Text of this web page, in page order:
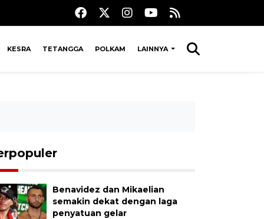
KESRA TETANGGA POLKAM LAINNYA
Benavidez dan Mikaelian
semakin dekat dengan laga
penyatuan gelar